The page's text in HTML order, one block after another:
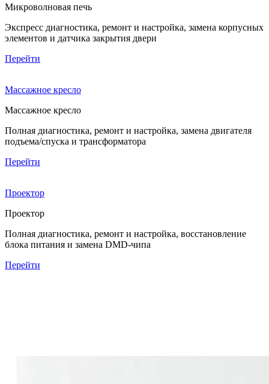
Микроволновая печь
Экспресс диагностика, ремонт и настройка, замена корпусных
элементов и датчика закрытия двери
Перейти
Массажное кресло
Массажное кресло
Полная диагностика, ремонт и настройка, замена двигателя
подъема/спуска и трансформатора
Перейти
Проектор
Проектор
Полная диагностика, ремонт и настройка, восстановление
блока питания и замена DMD-чипа
Перейти